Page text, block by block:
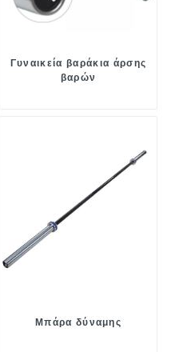
Γυναικεία βαράκια άρσης
βαρών
Μπάρα δύναμης